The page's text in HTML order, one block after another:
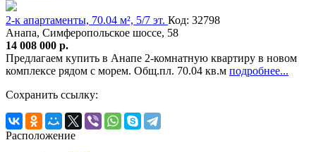
2-к апартаменты, 70.04 м², 5/7 эт. Код: 32798
Анапа, Симферопольское шоссе, 58
14 008 000 р.
Предлагаем купить в Анапе 2-комнатную квартиру в новом
комплексе рядом с морем. Общ.пл. 70.04 кв.м подробнее...
Сохранить ссылку:
Расположение